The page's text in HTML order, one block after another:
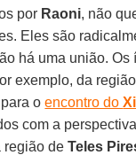
por Raoni, não
Eles são
há uma união. Os
exemplo, da
para oencontro do
com a
região deTeles